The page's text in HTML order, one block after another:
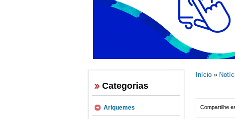
Categorias
Ariquemes
Início»
Compartilhe